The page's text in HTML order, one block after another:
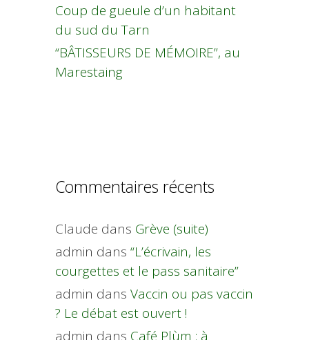
Coup de gueule d’un habitant
du sud du Tarn
“BÂTISSEURS DE MÉMOIRE”, au
Marestaing
Commentaires récents
Claude dans Grève (suite)
admin dans “L’écrivain, les
courgettes et le pass sanitaire”
admin dans Vaccin ou pas vaccin
? Le débat est ouvert !
admin dans Café Plùm : à